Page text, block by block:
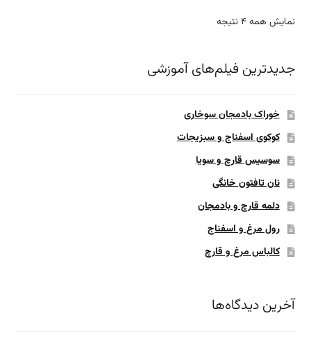
نمایش همه 4 نتیجه
جدیدترین فیلم‌های آموزشی
خوراک بادمجان سوخاری
کوکوی اسفناج و سبزیجات
سوسیس قارچ و سویا
نان تافتون خانگی
دلمه قارچ و بادمجان
رول مرغ و اسفناج
کالباس مرغ و قارچ
آخرین دیدگاه‌ها